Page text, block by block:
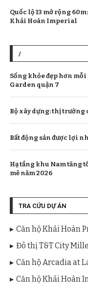
Quốc lộ 13 mở rộng
Khải Hoàn Imperial
/
Sống khỏe đẹp hơn
Garden quận 7
Bộ xây dựng: thị
Bất động sản được lợi
Hạ tầng khu Nam tăng
mẽ năm 2026
TRA CỨU DỰ ÁN
Căn hộ Khải Hoàn
Đô thị T&T City
Căn hộ Arcadia at
Căn hộ Khải Hoàn